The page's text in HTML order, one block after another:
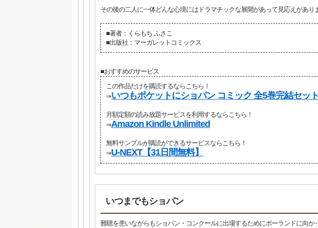
その後の二人に一体どんな心境にはドラマチックな展開があって見応えがあり
■著者：くらもち ふさこ
■出版社：マーガレットコミックス
■おすすめのサービス
この作品だけを購読するならこちら！
⇒いつもポケットにショパン コミック 全5巻完結セット
月額定額の読み放題サービスを利用するならこちら！
⇒Amazon Kindle Unlimited
無料サンプルが購読ができるサービスならこちら！
⇒U-NEXT【31日間無料】
いつまでもショパン
難聴を患いながらもショパン・コンクールに出場するためにポーランドに向か